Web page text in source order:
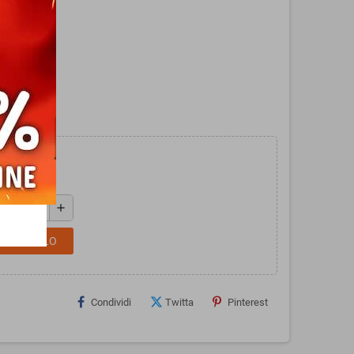
add
CARRELLO
Condividi Twitta Pinterest